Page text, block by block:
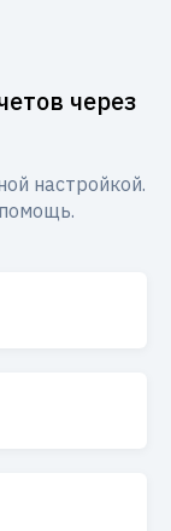
через
настройкой.